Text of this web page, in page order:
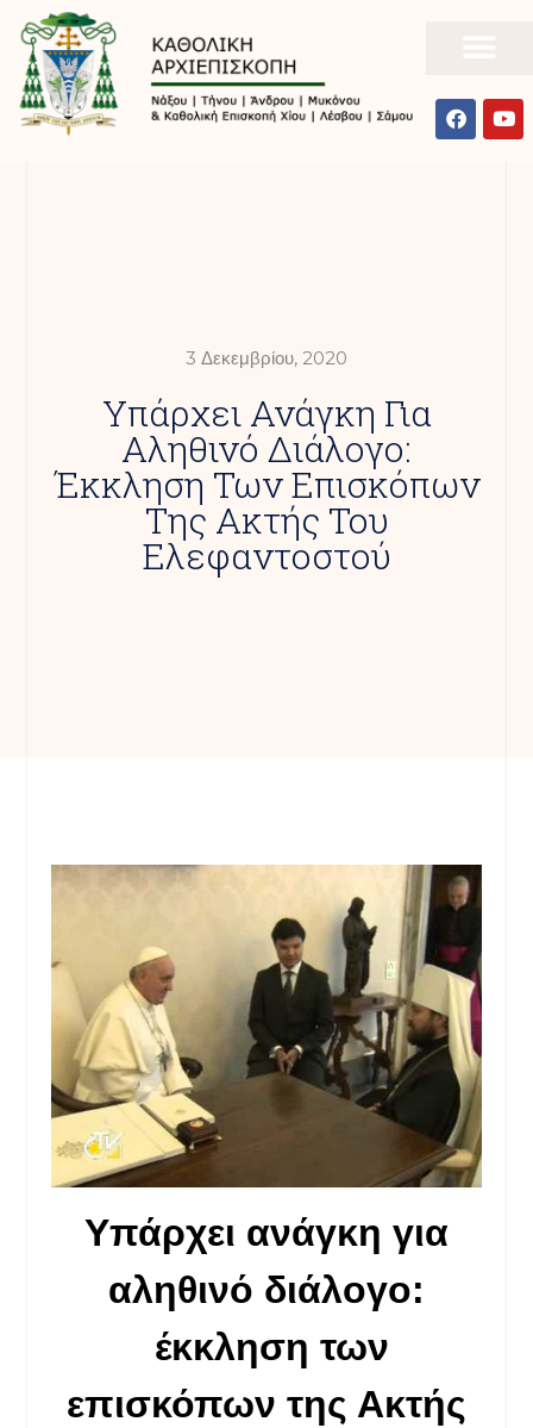
3 Δεκεμβρίου, 2020
Υπάρχει Ανάγκη Για
Αληθινό Διάλογο:
Έκκληση Των Επισκόπων
Της Ακτής Του
Ελεφαντοστού
Υπάρχει ανάγκη για
αληθινό διάλογο:
έκκληση των
επισκόπων της Ακτής